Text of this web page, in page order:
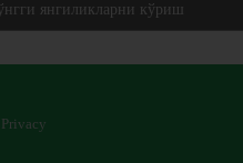
янгиликларни кўриш
Privacy